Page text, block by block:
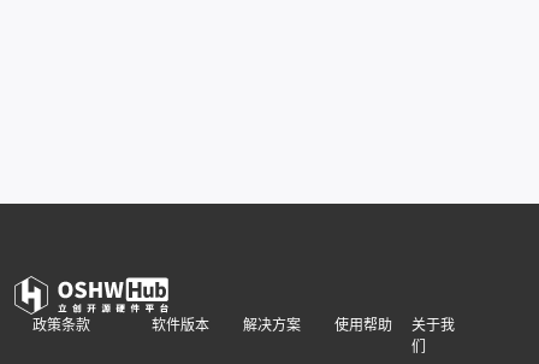
政策条款 软件版本 解决方案 使用帮助
关于我
们